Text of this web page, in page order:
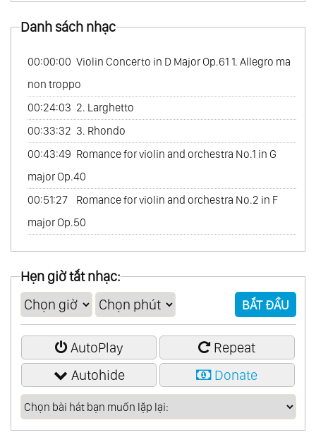
53.Piano Sonatas Op.109, Op.110, Op.111
55.Piano Variations Vol.2
56. Piano Variations Vol.3
57.Piano Variations Vol.4
58.Bagatelles
59.Piano Works
60.Piano Works 4-Hands
61.Leonore Part 1
62.Leonore Part 2
63.Fidelio Part 1
64. Fidelio Part 2
65.Egmont
66.Die Geschopfe Des Prometheus, Ballet
Music Op.43
67.Die Ruinen Von Athen, Konig Stephan
68.Arias
69.Cantatas Woo 87 & 88
70.Der Glorreiche Augenblick Op.136
Danh sách nhạc
00:00:00 Violin Concerto in D Major Op.61 1. Allegro ma
non troppo
00:24:03 2. Larghetto
00:33:32 3. Rhondo
00:43:49 Romance for violin and orchestra No.1 in G
major Op.40
00:51:27
Romance for violin and orchestra No.2 in F
major Op.50
Hẹn giờ tắt nhạc:
BẮT ĐẦU
AutoPlay
Repeat
Autohide
Donate